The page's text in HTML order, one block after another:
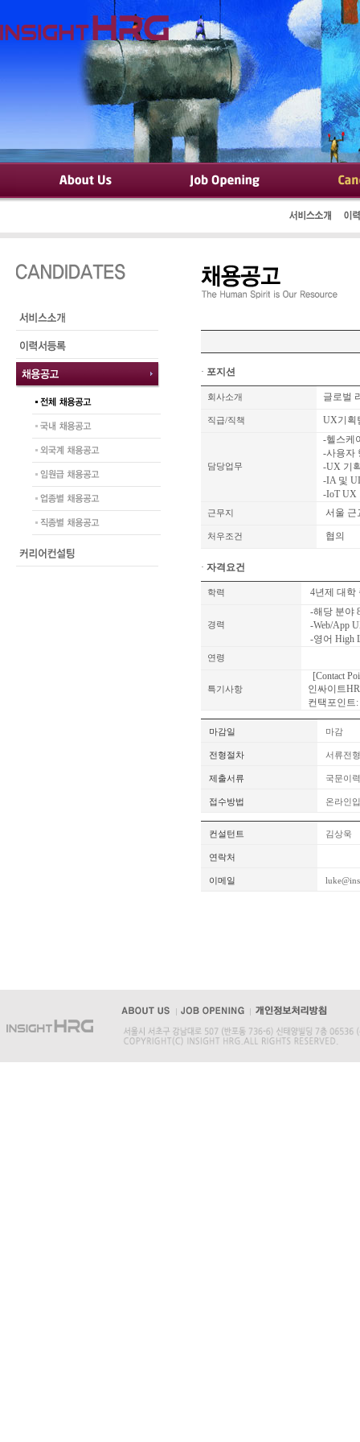
· 포지션
회사소개 글로벌
직급/직책 UX기획
담당업무
-헬스케
-사용자
-UX 기
-IA 및
-IoT UX
근무지 서울 근
처우조건 협의
· 자격요건
학력 4년제 대학
경력
-해당 분야
-Web/App
-영어 High
연령
특기사항
[Contact
인싸이트
컨택포인트:
마감일 마감
전형절차 서류전
제출서류 국문이
접수방법 온라인
컨설턴트 김상욱
연락처
이메일